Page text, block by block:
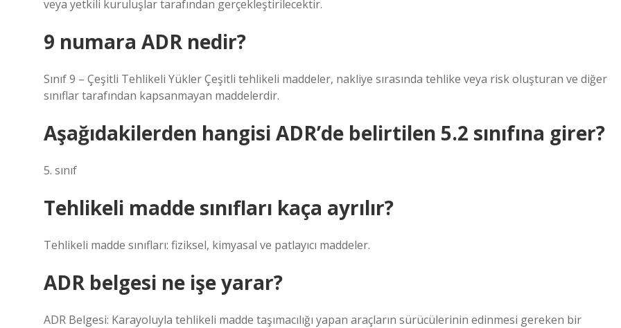
veya yetkili kuruluşlar tarafından gerçekleştirilecektir.
9 numara ADR nedir?
Sınıf 9 – Çeşitli Tehlikeli Yükler Çeşitli tehlikeli maddeler, nakliye sırasında tehlike veya risk oluşturan ve diğer
sınıflar tarafından kapsanmayan maddelerdir.
Aşağıdakilerden hangisi ADR’de belirtilen 5.2 sınıfına girer?
5. sınıf
Tehlikeli madde sınıfları kaça ayrılır?
Tehlikeli madde sınıfları: fiziksel, kimyasal ve patlayıcı maddeler.
ADR belgesi ne işe yarar?
ADR Belgesi: Karayoluyla tehlikeli madde taşımacılığı yapan araçların sürücülerinin edinmesi gereken bir